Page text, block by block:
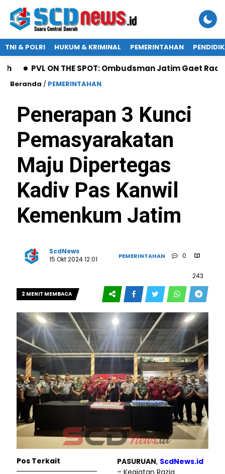
TNI & POLRI HUKUM & KRIMINAL PEMERINTAHAN
ON THE SPOT: Ombudsman Jatim Gaet Radio Suara
Beranda / PEMERINTAHAN
Penerapan 3 Kunci
Pemasyarakatan
Maju Dipertegas
Kadiv Pas Kanwil
Kemenkum Jatim
ScdNews
15 Okt 2024 12:01
PEMERINTAHAN 0
243
2 MENIT MEMBACA
PASURUAN, ScdNews.id
Pos Terkait